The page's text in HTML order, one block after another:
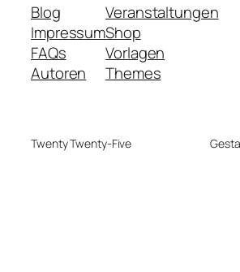
Blog
Impressum
FAQs
Autoren
Veranstaltungen
Shop
Vorlagen
Themes
Twenty Twenty-Five